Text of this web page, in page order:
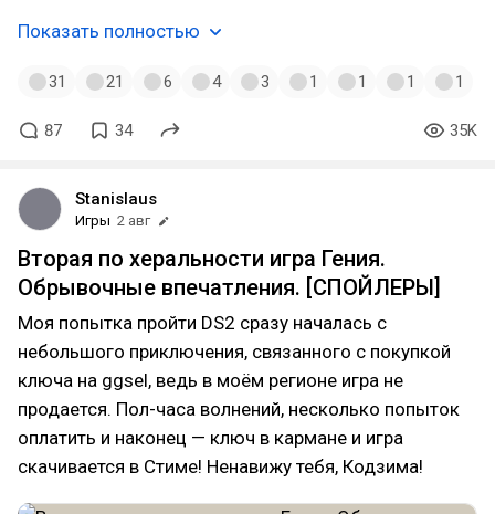
Показать полностью
31 21 6 4 3 1 1 1 1
87 34 35K
Stanislaus
Игры 2 авг
Вторая по херальности игра Гения.
Обрывочные впечатления. [СПОЙЛЕРЫ]
Моя попытка пройти DS2 сразу началась с
небольшого приключения, связанного с покупкой
ключа на ggsel, ведь в моём регионе игра не
продается. Пол-часа волнений, несколько попыток
оплатить и наконец — ключ в кармане и игра
скачивается в Стиме! Ненавижу тебя, Кодзима!